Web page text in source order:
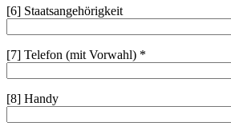
[6] Staatsangehörigkeit
[7] Telefon (mit Vorwahl) *
[8] Handy